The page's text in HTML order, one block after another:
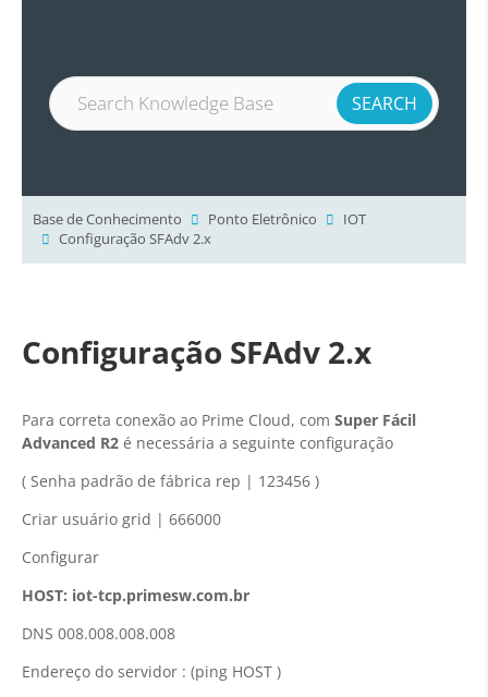
Base de Conhecimento Ponto Eletrônico
IOT
Configuração SFAdv 2.x
Configuração SFAdv 2.x
Para correta conexão ao Prime Cloud, com Super Fácil
Advanced R2 é necessária a seguinte configuração
( Senha padrão de fábrica rep | 123456 )
Criar usuário grid | 666000
Configurar
HOST: iot-tcp.primesw.com.br
DNS 008.008.008.008
Endereço do servidor : (ping HOST )